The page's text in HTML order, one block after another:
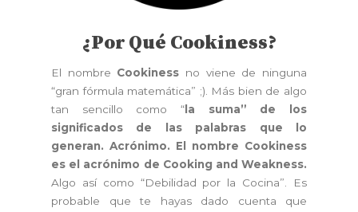
¿Por Qué Cookiness?
El nombre Cookiness no viene de ninguna
“gran fórmula matemática” ;). Más bien de algo
tan sencillo como “ la suma” de los
significados de las palabras que lo
generan. Acrónimo. El nombre Cookiness
es el acrónimo de Cooking and Weakness.
Algo así como “Debilidad por la Cocina”. Es
probable que te hayas dado cuenta que